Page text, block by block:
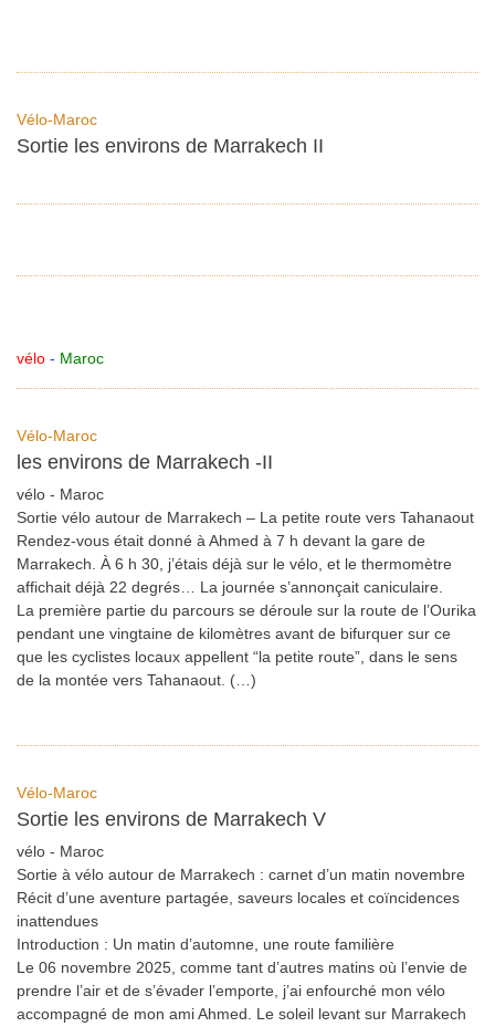
Vélo-Maroc
Sortie les environs de Marrakech II
vélo - Maroc
Vélo-Maroc
les environs de Marrakech -II
vélo - Maroc
Sortie vélo autour de Marrakech – La petite route vers Tahanaout
Rendez-vous était donné à Ahmed à 7 h devant la gare de
Marrakech. À 6 h 30, j’étais déjà sur le vélo, et le thermomètre
affichait déjà 22 degrés… La journée s’annonçait caniculaire.
La première partie du parcours se déroule sur la route de l’Ourika
pendant une vingtaine de kilomètres avant de bifurquer sur ce
que les cyclistes locaux appellent “la petite route”, dans le sens
de la montée vers Tahanaout. (…)
Vélo-Maroc
Sortie les environs de Marrakech V
vélo - Maroc
Sortie à vélo autour de Marrakech : carnet d’un matin novembre
Récit d’une aventure partagée, saveurs locales et coïncidences
inattendues
Introduction : Un matin d’automne, une route familière
Le 06 novembre 2025, comme tant d’autres matins où l’envie de
prendre l’air et de s’évader l’emporte, j’ai enfourché mon vélo
accompagné de mon ami Ahmed. Le soleil levant sur Marrakech